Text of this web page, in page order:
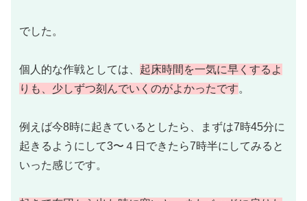
でした。
個人的な作戦としては、 起床時間を一気に早くするよ
りも、少しずつ刻んでいくのがよかったです。
例えば今8時に起きているとしたら、まずは7時45分に
起きるようにして3〜４日できたら7時半にしてみると
いった感じです。